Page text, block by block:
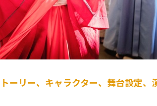
リー、キャラクター、舞台設定